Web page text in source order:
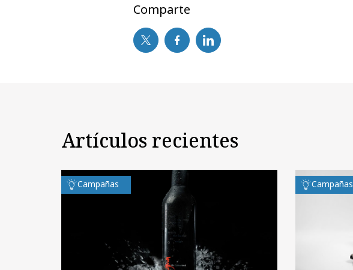
Comparte
Artículos recientes
Campañas Campañas